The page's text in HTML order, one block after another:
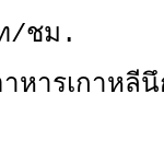
/ชม.
รเกาหลีนึ